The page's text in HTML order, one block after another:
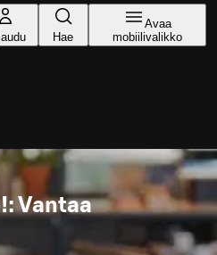
Hae
Avaa
mobiilivalikko
Vantaa